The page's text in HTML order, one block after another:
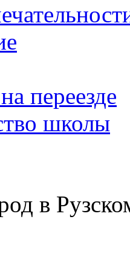
переезде
школы
в